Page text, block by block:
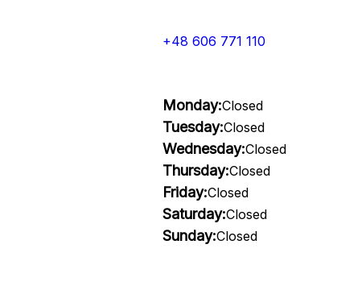
+48 606 771 110
Monday:Closed
Tuesday:Closed
Wednesday:Closed
Thursday:Closed
Friday:Closed
Saturday:Closed
Sunday:Closed